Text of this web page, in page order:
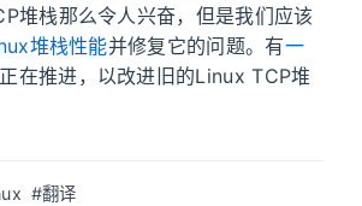
堆栈那么令人兴奋，但是我们应该
堆栈性能并修复它的问题。有一
在推进，以改进旧的Linux TCP堆
#翻译